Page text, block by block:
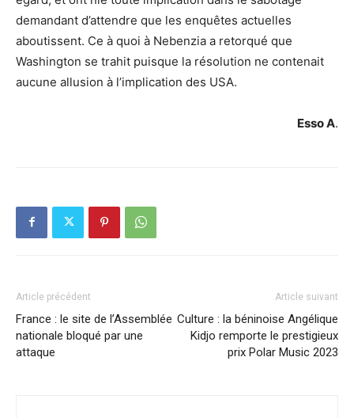
demandant d’attendre que les enquêtes actuelles
aboutissent. Ce à quoi à Nebenzia a retorqué que
Washington se trahit puisque la résolution ne contenait
aucune allusion à l’implication des USA.
Esso A.
Article précédent
France : le site de l’Assemblée
nationale bloqué par une
attaque
Article suivant
Culture : la béninoise Angélique
Kidjo remporte le prestigieux
prix Polar Music 2023